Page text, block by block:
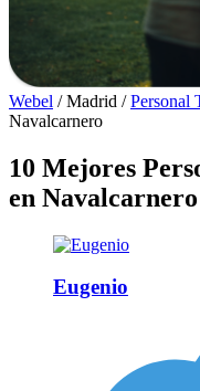
Webel / Madrid / Personal
Navalcarnero
10 Mejores
en Navalcarnero
Eugenio